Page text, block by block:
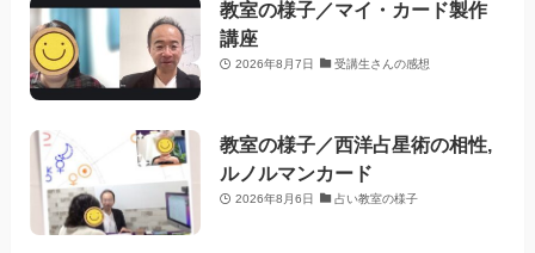
教室の様子／マイ・カード製作
講座
2026年8月7日 受講生さんの感想
教室の様子／西洋占星術の相性,
ルノルマンカード
2026年8月6日 占い教室の様子